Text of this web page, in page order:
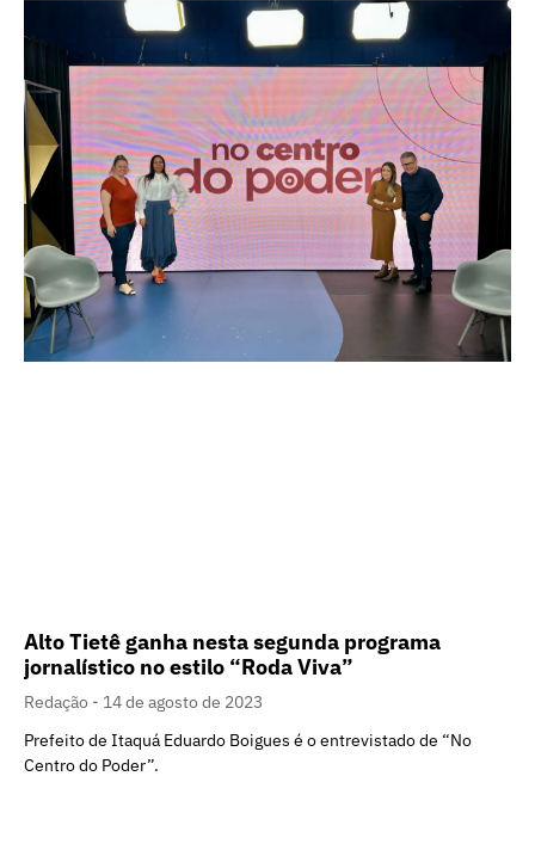
Alto Tietê ganha nesta segunda programa
jornalístico no estilo “Roda Viva”
Redação
14 de agosto de 2023
Prefeito de Itaquá Eduardo Boigues é o entrevistado de “No
Centro do Poder”.